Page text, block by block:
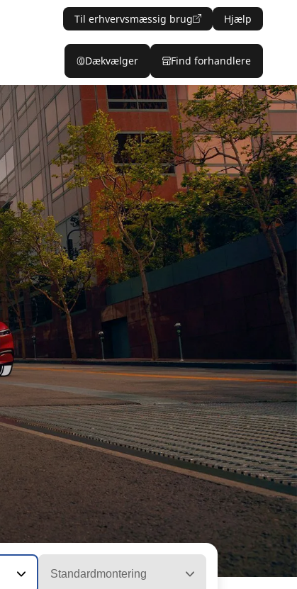
Til erhvervsmæssig brug Hjælp
Dækvælger Find forhandlere
Standardmontering